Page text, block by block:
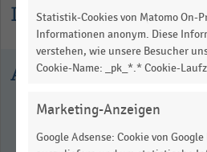
Informationen zur
Ausgewählte
Statistik-Cookies von Matomo On-
Informationen anonym. Diese
verstehen, wie unsere Besucher
Cookie-Name: _pk_*.* Cookie-
Marketing-Anzeigen
Google Adsense: Cookie von